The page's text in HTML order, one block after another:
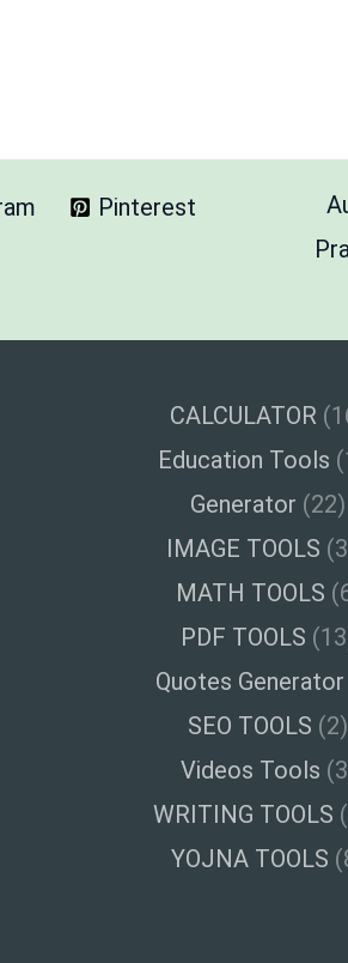
Pinterest
CALCULATOR
Education Tools
Generator (22)
IMAGE TOOLS
MATH TOOLS
PDF TOOLS
Quotes Generator
SEO TOOLS (2)
Videos Tools
WRITING TOOLS
YOJNA TOOLS